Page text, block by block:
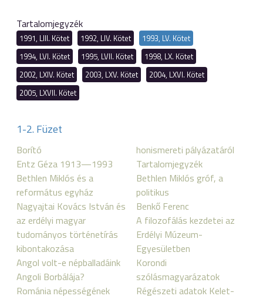
Tartalomjegyzék
1991, LIII. Kötet 1992, LIV. Kötet
1993, LV. Kötet
1994, LVI. Kötet
1995, LVII. Kötet
1998, LX. Kötet
2002, LXIV. Kötet
2003, LXV. Kötet
2004, LXVI. Kötet
2005, LXVII. Kötet
1-2. Füzet
Borító
Entz Géza 1913—1993
Bethlen Miklós és a
református egyház
Nagyajtai Kovács István és
az erdélyi magyar
tudományos történetírás
kibontakozása
Angol volt-e népballadáink
Angoli Borbálája?
Románia népességének
honismereti pályázatáról
Tartalomjegyzék
Bethlen Miklós gróf, a
politikus
Benkő Ferenc
A filozofálás kezdetei az
Erdélyi Múzeum-
Egyesületben
Korondi
szólásmagyarázatok
Régészeti adatok Kelet-